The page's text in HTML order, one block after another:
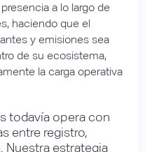
a lo largo de
haciendo que el
y emisiones sea
de su ecosistema,
la carga operativa
todavía opera con
entre registro,
Nuestra estrategia